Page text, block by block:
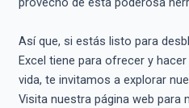
Así que, si estás listo para
Excel tiene para ofrecer y
vida, te invitamos a explorar
Visita nuestra página web para